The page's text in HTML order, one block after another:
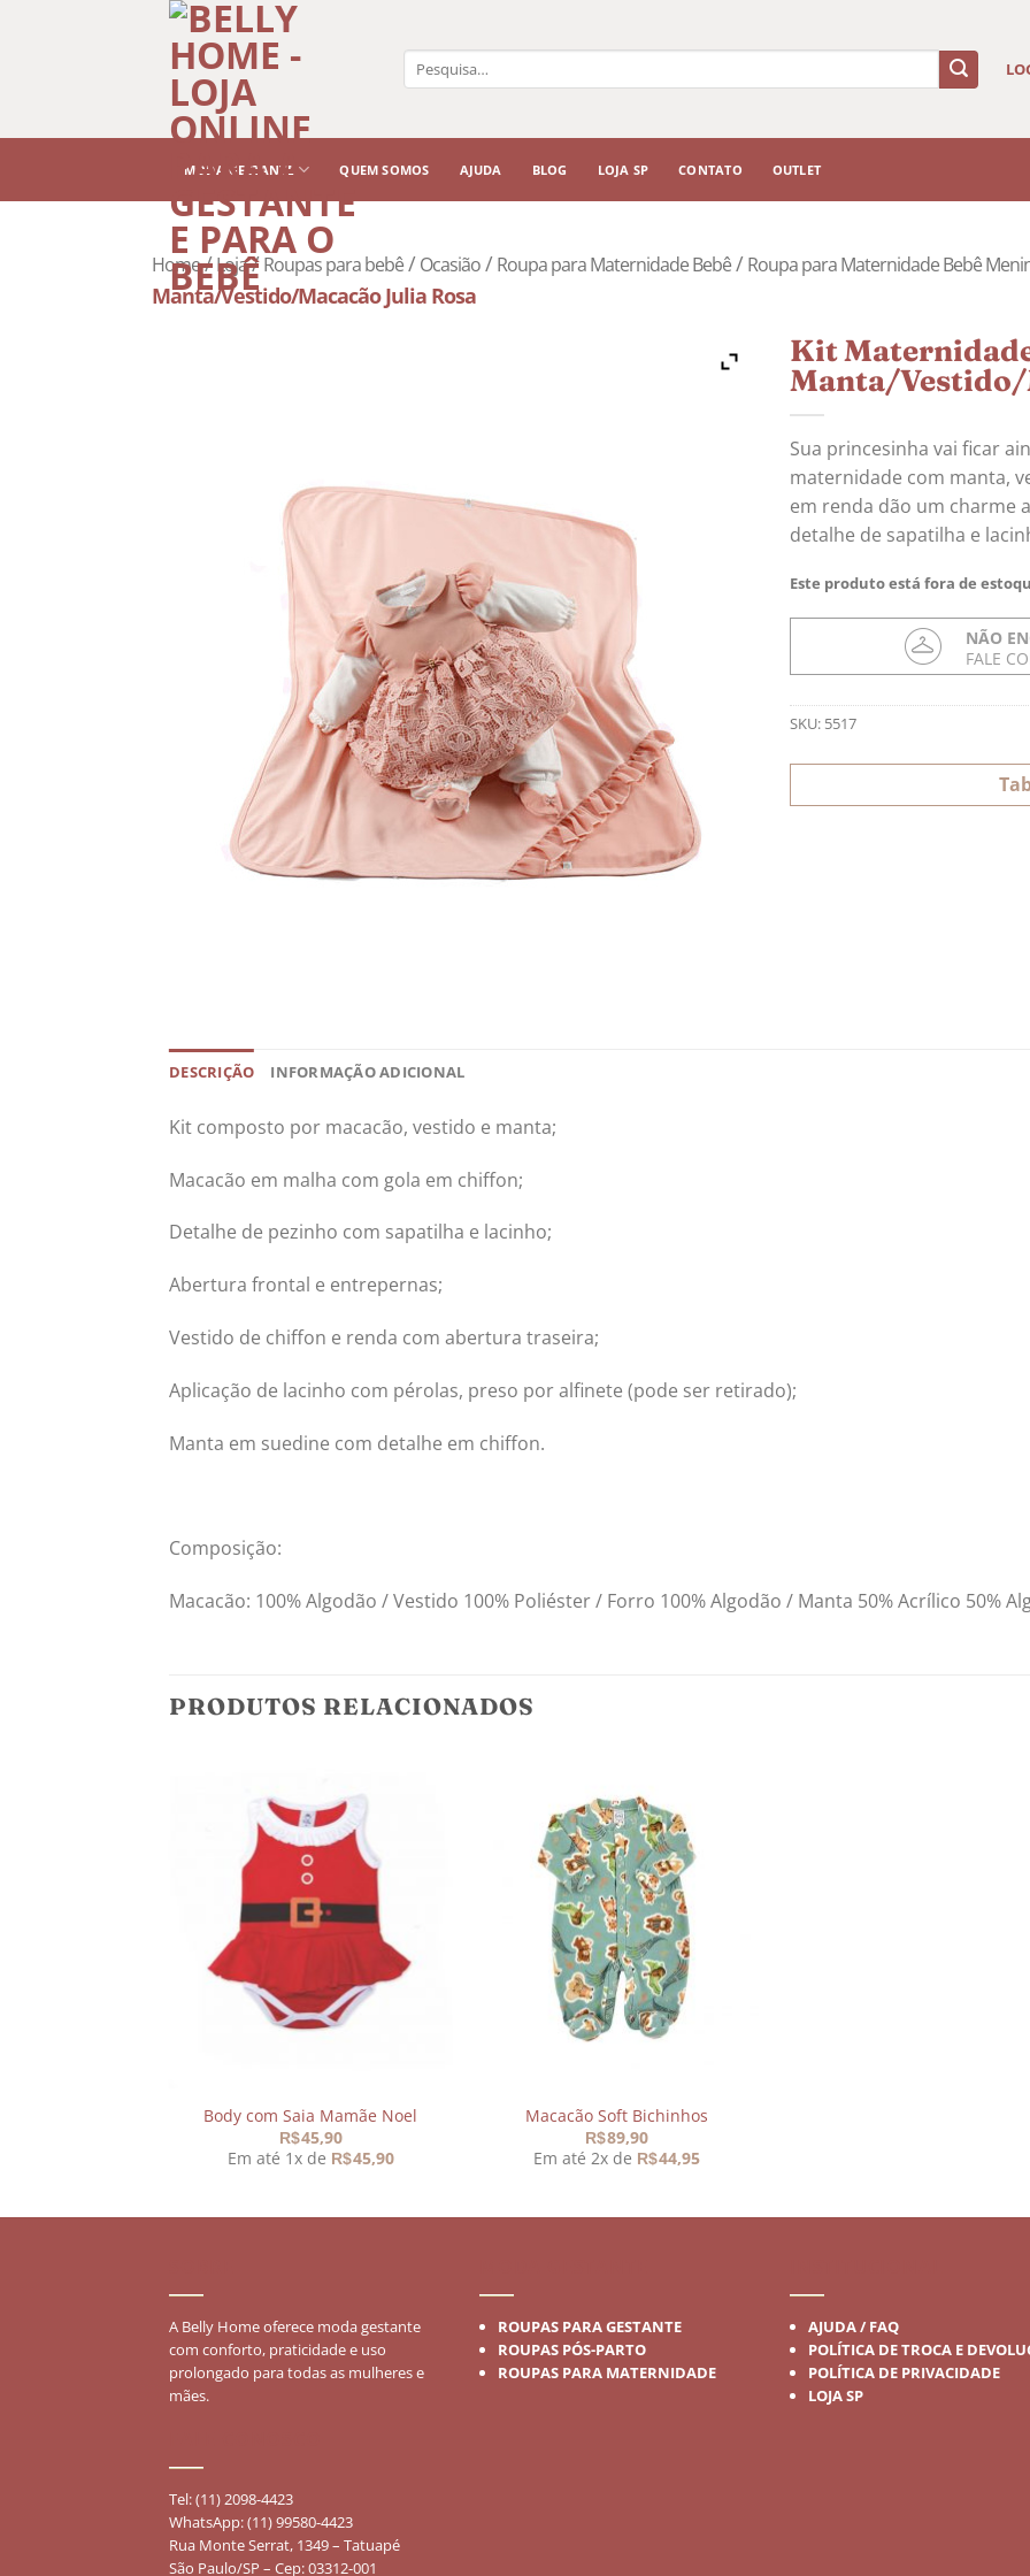
Pesquisar
MODA GESTANTE QUEM SOMOS AJUDA BLOG LOJA SP CONTATO OUTLET
Home/Loja/Roupas para bebê/Ocasião/Roupa para Maternidade Bebê/Roupa para Maternidade Bebê
Manta/Vestido/Macacão Julia Rosa
Kit
Manta/Vestido/
Sua princesinha vai ficar
maternidade com manta,
em renda dão um charme
detalhe de sapatilha e
Este produto está fora de
NÃO
FALE
SKU: 5517
DESCRIÇÃO INFORMAÇÃO ADICIONAL
Kit composto por macacão, vestido e manta;
Macacão em malha com gola em chiffon;
Detalhe de pezinho com sapatilha e lacinho;
Abertura frontal e entrepernas;
Vestido de chiffon e renda com abertura traseira;
Aplicação de lacinho com pérolas, preso por alfinete (pode ser retirado);
Manta em suedine com detalhe em chiffon.
Composição:
Macacão: 100% Algodão / Vestido 100% Poliéster / Forro 100% Algodão / Manta 50% Acrílico 50%
PRODUTOS RELACIONADOS
Adicionar
Body com Saia Mamãe Noel
R$45,90
Em até 1x de R$45,90
Adicionar
desejos
Macacão Soft Bichinhos
R$89,90
Em até 2x de R$44,95
A Belly Home oferece moda gestante
com conforto, praticidade e uso
prolongado para todas as mulheres e
mães.
ROUPAS PARA GESTANTE
ROUPAS PÓS-PARTO
ROUPAS PARA MATERNIDADE
AJUDA / FAQ
POLÍTICA DE TROCA E
POLÍTICA DE PRIVACIDADE
LOJA SP
Tel: (11) 2098-4423
WhatsApp: (11) 99580-4423
Rua Monte Serrat, 1349 – Tatuapé
São Paulo/SP – Cep: 03312-001